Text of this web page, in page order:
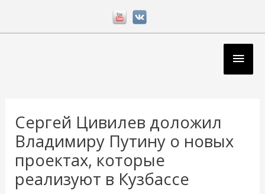
Сергей Цивилев доложил
Владимиру Путину о новых
проектах, которые
реализуют в Кузбассе
записям